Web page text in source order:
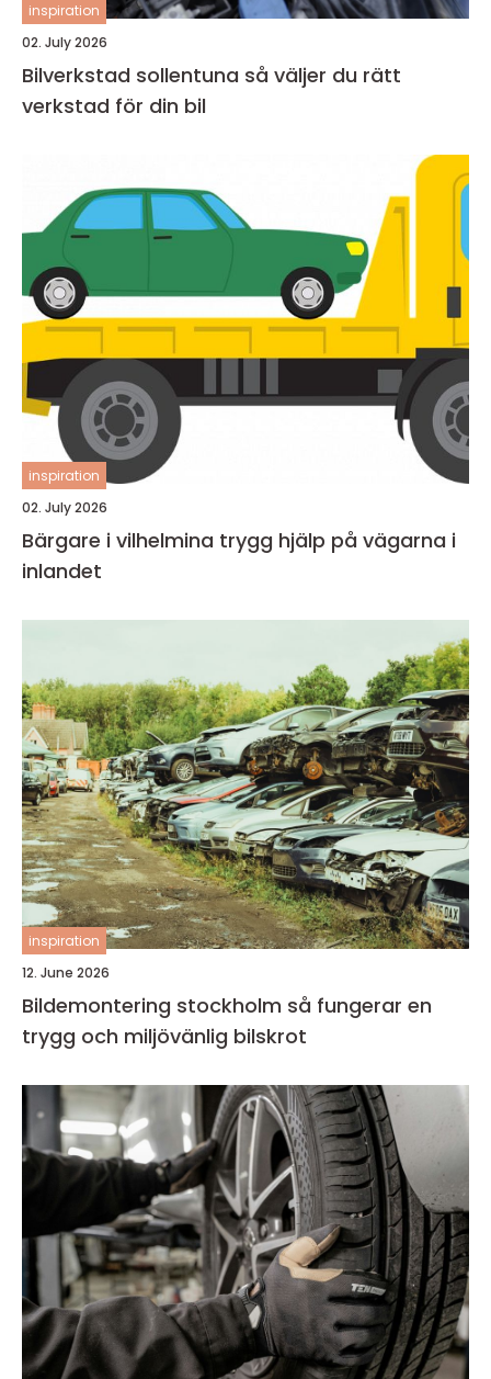
inspiration
02. July 2026
Bilverkstad sollentuna så väljer du rätt
verkstad för din bil
inspiration
02. July 2026
Bärgare i vilhelmina trygg hjälp på vägarna i
inlandet
inspiration
12. June 2026
Bildemontering stockholm så fungerar en
trygg och miljövänlig bilskrot